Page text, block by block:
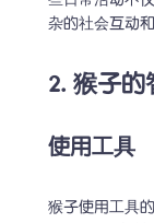
杂的社会互动和
2. 猴子的
使用工具
猴子使用工具